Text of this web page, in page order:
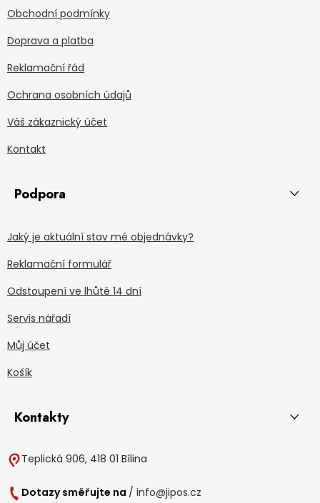
Obchodní podmínky
Doprava a platba
Reklamační řád
Ochrana osobních údajů
Váš zákaznický účet
Kontakt
Podpora
Jaký je aktuální stav mé objednávky?
Reklamační formulář
Odstoupení ve lhůtě 14 dní
Servis nářadí
Můj účet
Košík
Kontakty
Teplická 906, 418 01 Bílina
Dotazy směřujte na / info@jipos.cz